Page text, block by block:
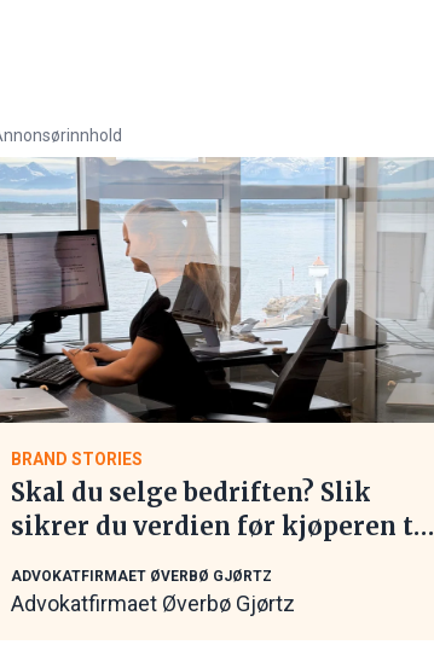
BRAND STORIES
Skal du selge bedriften? Slik
sikrer du verdien før kjøperen tar
ADVOKATFIRMAET ØVERBØ GJØRTZ
Advokatfirmaet Øverbø Gjørtz